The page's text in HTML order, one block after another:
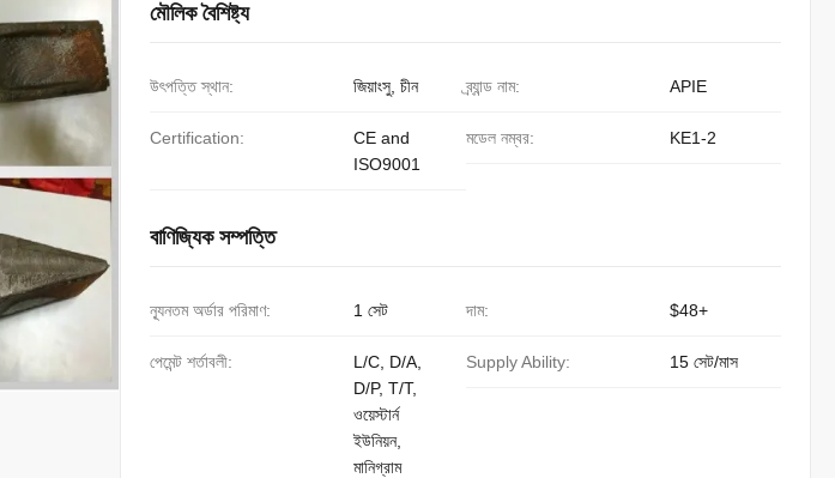
মৌলিক বৈশিষ্ট্য
উৎপত্তি স্থান: জিয়াংসু, চীন ব্র্যান্ড নাম: APIE
Certification:
CE and
ISO9001
মডেল নম্বর: KE1-2
বাণিজ্যিক সম্পত্তি
ন্যূনতম অর্ডার পরিমাণ: 1 সেট দাম: $48+
পেমেন্ট শর্তাবলী:
L/C, D/A,
D/P, T/T,
ওয়েস্টার্ন
ইউনিয়ন,
মানিগ্রাম
Supply Ability: 15 সেট/মাস